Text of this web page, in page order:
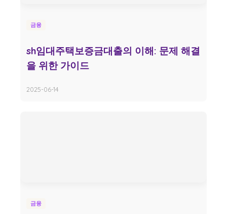
금융
sh임대주택보증금대출의 이해: 문제 해결
을 위한 가이드
2025-06-14
금융